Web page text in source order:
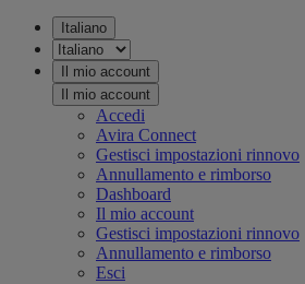
Italiano
Il mio account
Il mio account
Accedi
Avira Connect
Gestisci impostazioni rinnovo
Annullamento e rimborso
Dashboard
Il mio account
Gestisci impostazioni rinnovo
Annullamento e rimborso
Esci